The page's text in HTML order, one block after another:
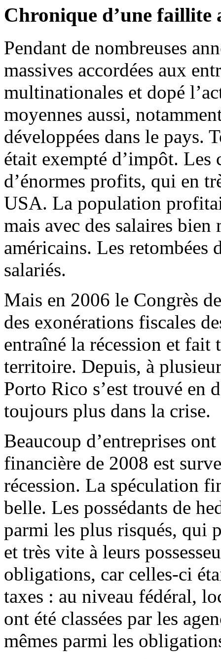
Chronique d’une faillite
Pendant de nombreuses
massives accordées aux
multinationales et dopé
moyennes aussi,
développées dans le pays.
était exempté d’impôt. Les
d’énormes profits, qui en
USA. La population
mais avec des salaires
américains. Les retombées
salariés.
Mais en 2006 le Congrès
des exonérations fiscales
entraîné la récession et
territoire. Depuis, à
Porto Rico s’est trouvé en
toujours plus dans la crise.
Beaucoup d’entreprises
financière de 2008 est
récession. La spéculation
belle. Les possédants de
parmi les plus risqués, qui
et très vite à leurs
obligations, car celles-ci
taxes : au niveau fédéral,
ont été classées par les
mêmes parmi les